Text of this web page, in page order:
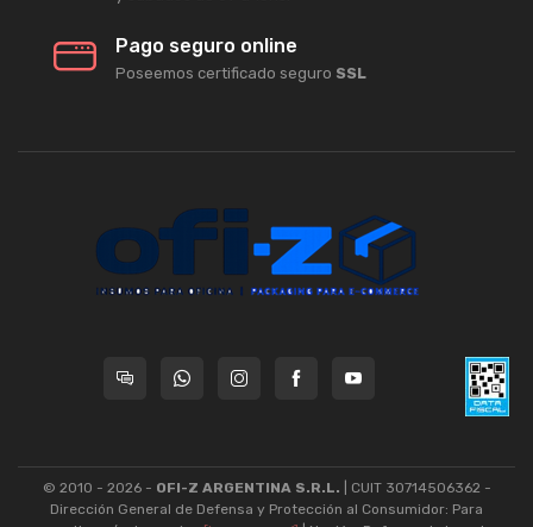
Pago seguro online
Poseemos certificado seguro SSL
© 2010 - 2026 - OFI-Z ARGENTINA S.R.L. | CUIT 30714506362 -
Dirección General de Defensa y Protección al Consumidor: Para